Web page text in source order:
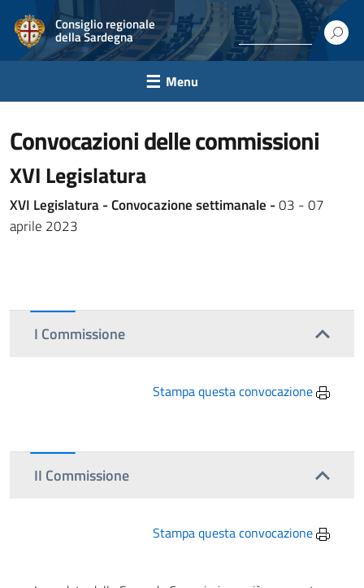
Consiglio regionale
della Sardegna
Menu
convocazioni delle commissioni
XVI Legislatura
XVI Legislatura - Convocazione settimanale -03 - 07
aprile 2023
I Commissione
Stampa questa convocazione
II Commissione
Stampa questa convocazione